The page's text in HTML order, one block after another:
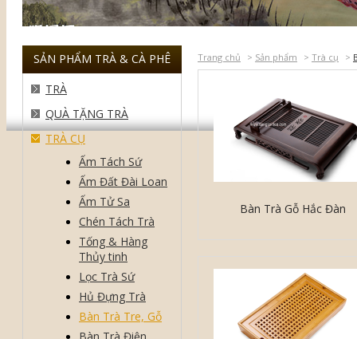
SẢN PHẨM TRÀ & CÀ PHÊ
TRÀ
QUÀ TẶNG TRÀ
TRÀ CỤ
Ấm Tách Sứ
Ấm Đất Đài Loan
Ấm Tử Sa
Chén Tách Trà
Tống & Hàng
Thủy tinh
Lọc Trà Sứ
Hủ Đựng Trà
Bàn Trà Tre, Gỗ
Trang chủ > Sản phẩm > Trà cụ >
Bàn Trà Gỗ Hắc Đàn